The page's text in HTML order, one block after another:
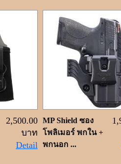
2,500.00
บาท
Detail
MP Shield ซอง
โพลิเมอร์ พกใน +
พกนอก ...